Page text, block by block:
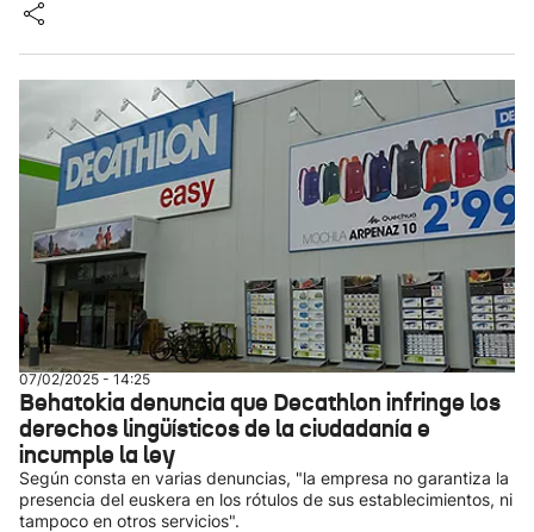
07/02/2025 - 14:25
Behatokia denuncia que Decathlon infringe los
derechos lingüísticos de la ciudadanía e
incumple la ley
Según consta en varias denuncias, "la empresa no garantiza la
presencia del euskera en los rótulos de sus establecimientos, ni
tampoco en otros servicios".